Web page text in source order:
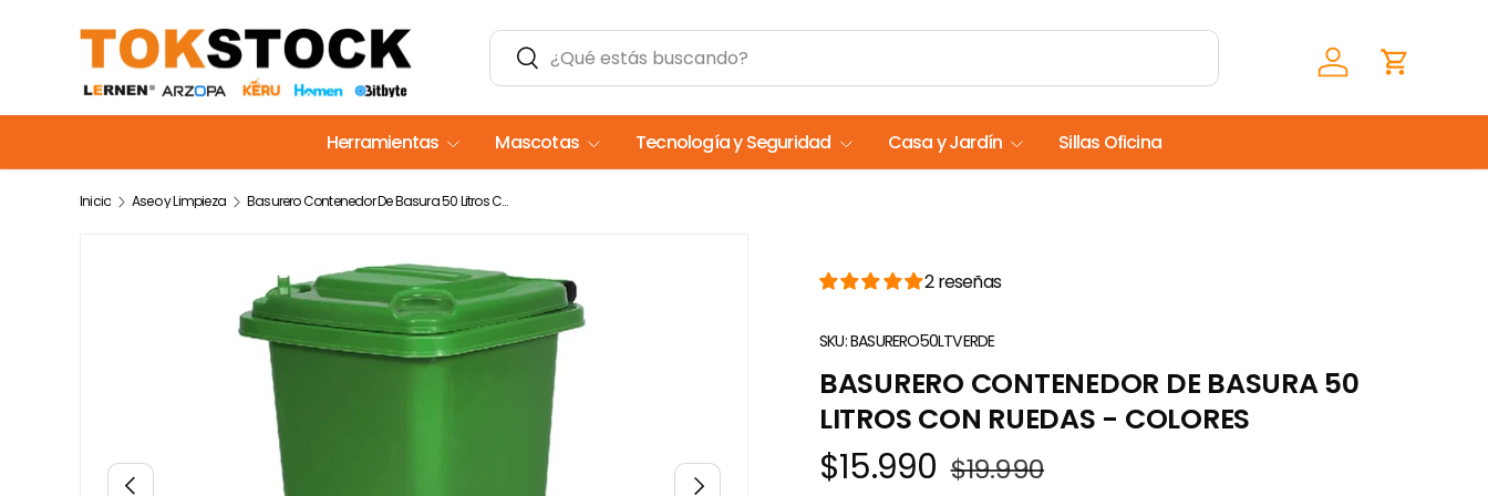
Ir al contenido Buscar
Buscar
Iniciar sesiónCarrito
Herramientas Mascotas Tecnología y Seguridad Casa y Jardín Sillas Oficina
Inicio Aseo y Limpieza Basurero Contenedor De Basura 50 Litros Con Ruedas - Colores
Anterior Siguiente
2 reseñas
SKU:BASURERO50LTVERDE
BASURERO CONTENEDOR DE BASURA 50
LITROS CON RUEDAS - COLORES
$15.990 $19.990